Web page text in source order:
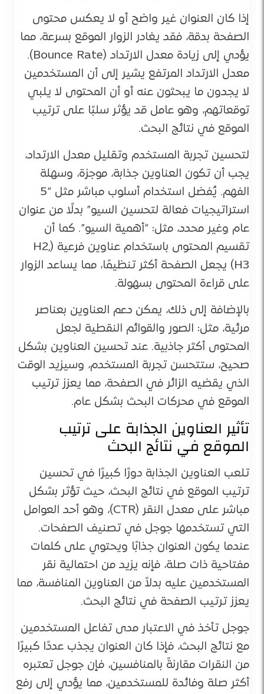
إذا كان العنوان غير واضح أو لا يعكس محتوى
الصفحة بدقة، فقد يغادر الزوار الموقع بسرعة، مما
يؤدي إلى زيادة معدل الارتداد (Bounce Rate).
معدل الارتداد المرتفع يشير إلى أن المستخدمين
لا يجدون ما يبحثون عنه أو أن المحتوى لا يلبي
توقعاتهم، وهو عامل قد يؤثر سلبًا على ترتيب
الموقع في نتائج البحث.
لتحسين تجربة المستخدم وتقليل معدل الارتداد،
يجب أن تكون العناوين جذابة، موجزة، وسهلة
الفهم. يُفضل استخدام أسلوب مباشر مثل “5
استراتيجيات فعالة لتحسين السيو” بدلًا من عنوان
عام وغير محدد، مثل: “أهمية السيو”. كما أن
تقسيم المحتوى باستخدام عناوين فرعية (H2,
H3) يجعل الصفحة أكثر تنظيمًا، مما يساعد الزوار
على قراءة المحتوى بسهولة.
بالإضافة إلى ذلك، يمكن دعم العناوين بعناصر
مرئية، مثل: الصور والقوائم النقطية لجعل
المحتوى أكثر جاذبية. عند تحسين العناوين بشكل
صحيح، ستتحسن تجربة المستخدم، وسيزيد الوقت
الذي يقضيه الزائر في الصفحة، مما يعزز ترتيب
الموقع في محركات البحث بشكل عام.
تأثير العناوين الجذابة على ترتيب
الموقع في نتائج البحث
تلعب العناوين الجذابة دورًا كبيرًا في تحسين
ترتيب الموقع في نتائج البحث، حيث تؤثر بشكل
مباشر على معدل النقر (CTR)، وهو أحد العوامل
التي تستخدمها جوجل في تصنيف الصفحات.
عندما يكون العنوان جذابًا ويحتوي على كلمات
مفتاحية ذات صلة، فإنه يزيد من احتمالية نقر
المستخدمين عليه بدلاً من العناوين المنافسة، مما
يعزز ترتيب الصفحة في نتائج البحث.
جوجل تأخذ في الاعتبار مدى تفاعل المستخدمين
مع نتائج البحث، فإذا كان العنوان يجذب عددًا كبيرًا
من النقرات مقارنةً بالمنافسين، فإن جوجل تعتبره
أكثر صلة وفائدة للمستخدمين، مما يؤدي إلى رفع